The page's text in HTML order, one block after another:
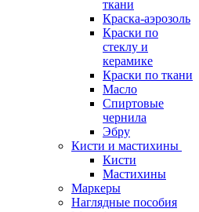
ткани
Краска-аэрозоль
Краски по
стеклу и
керамике
Краски по ткани
Масло
Спиртовые
чернила
Эбру
Кисти и мастихины
Кисти
Мастихины
Маркеры
Наглядные пособия